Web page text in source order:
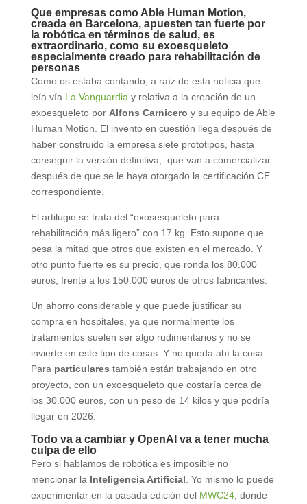
Que empresas como Able Human Motion,
creada en Barcelona, apuesten tan fuerte por
la robótica en términos de salud, es
extraordinario, como su exoesqueleto
especialmente creado para rehabilitación de
personas
Como os estaba contando, a raíz de esta noticia que
leía vía La Vanguardia y relativa a la creación de un
exoesqueleto por Alfons Carnicero y su equipo de Able
Human Motion. El invento en cuestión llega después de
haber construido la empresa siete prototipos, hasta
conseguir la versión definitiva, que van a comercializar
después de que se le haya otorgado la certificación CE
correspondiente.
El artilugio se trata del “exosesqueleto para
rehabilitación más ligero” con 17 kg. Esto supone que
pesa la mitad que otros que existen en el mercado. Y
otro punto fuerte es su precio, que ronda los 80.000
euros, frente a los 150.000 euros de otros fabricantes.
Un ahorro considerable y que puede justificar su
compra en hospitales, ya que normalmente los
tratamientos suelen ser algo rudimentarios y no se
invierte en este tipo de cosas. Y no queda ahí la cosa.
Para particulares también están trabajando en otro
proyecto, con un exoesqueleto que costaría cerca de
los 30.000 euros, con un peso de 14 kilos y que podría
llegar en 2026.
Todo va a cambiar y OpenAI va a tener mucha
culpa de ello
Pero si hablamos de robótica es imposible no
mencionar la Inteligencia Artificial . Yo mismo lo puede
experimentar en la pasada edición del MWC24, donde